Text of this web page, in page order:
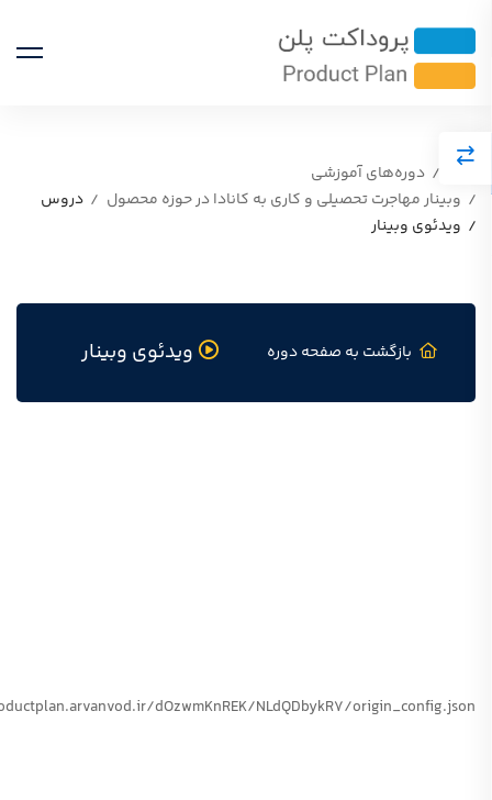
خانه
دوره‌های آموزشی
وبینار مهاجرت تحصیلی و کاری به کانادا در حوزه محصول
دروس
ویدئوی وبینار
بازگشت به صفحه دوره ویدئوی وبینار
dOzwmKnREK/NLdQDbykR7/origin_config.json